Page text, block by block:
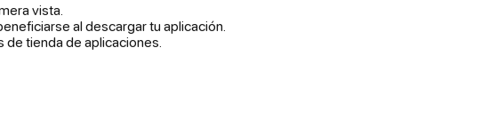
vista.
al descargar tu aplicación.
tienda de aplicaciones.